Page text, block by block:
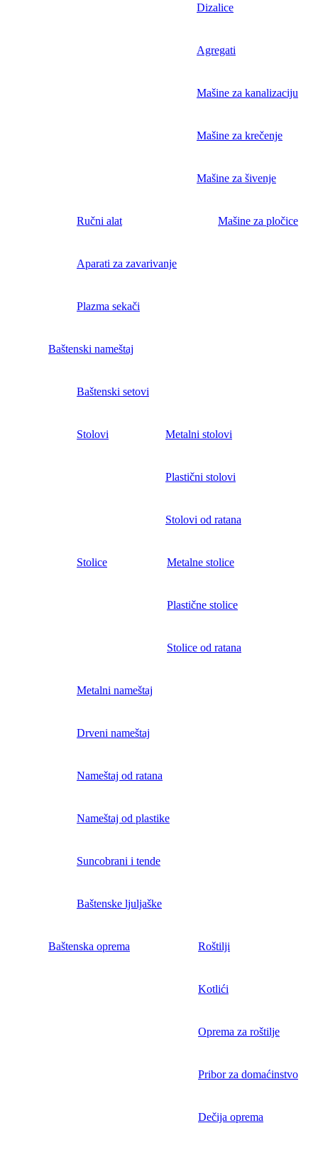
Dizalice
Agregati
Mašine za kanalizaciju
Mašine za krečenje
Mašine za šivenje
Ručni alat Mašine za pločice
Aparati za zavarivanje
Plazma sekači
Baštenski nameštaj
Baštenski setovi
Stolovi Metalni stolovi
Plastični stolovi
Stolovi od ratana
Stolice Metalne stolice
Plastične stolice
Stolice od ratana
Metalni nameštaj
Drveni nameštaj
Nameštaj od ratana
Nameštaj od plastike
Suncobrani i tende
Baštenske ljuljaške
Baštenska oprema Roštilji
Kotlići
Oprema za roštilje
Pribor za domaćinstvo
Dečija oprema